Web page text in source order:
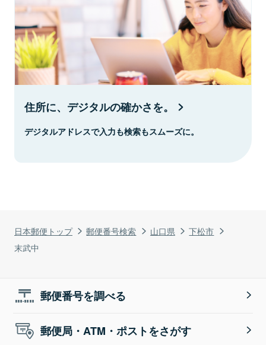
日本郵便トップ 郵便番号検索 山口県
下松市
末武中
住所に、デジタルの確かさを。
デジタルアドレスで入力も検索もスムーズに。
郵便番号を調べる
郵便局・ATM・ポストをさがす